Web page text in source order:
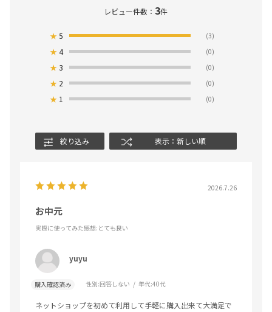
レビュー件数：3件
★5 (3)
★4 (0)
★3 (0)
★ 2 (0)
★ 1 (0)
絞り込み 表示：新しい順
2026.7.26
お中元
実際に使ってみた感想:とても良い
yuyu
購入確認済み 性別:回答しない 年代:40代
ネットショップを初めて利用して手軽に購入出来て大満足で